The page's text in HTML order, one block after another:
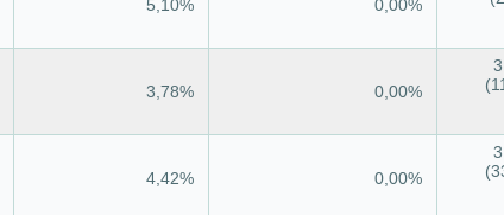
5,10% 0,00%
3,78% 0,00%
4,42% 0,00%